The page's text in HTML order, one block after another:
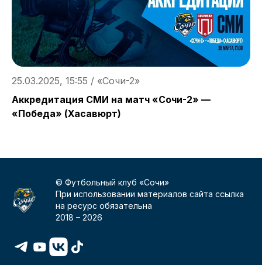
25.03.2025, 15:55 / «Cочи-2»
Аккредитация СМИ на матч «Сочи-2» —
«Победа» (Хасавюрт)
© Футбольный клуб «Сочи»
При использовании материалов сайта ссылка
на ресурс обязательна
2018 –2026